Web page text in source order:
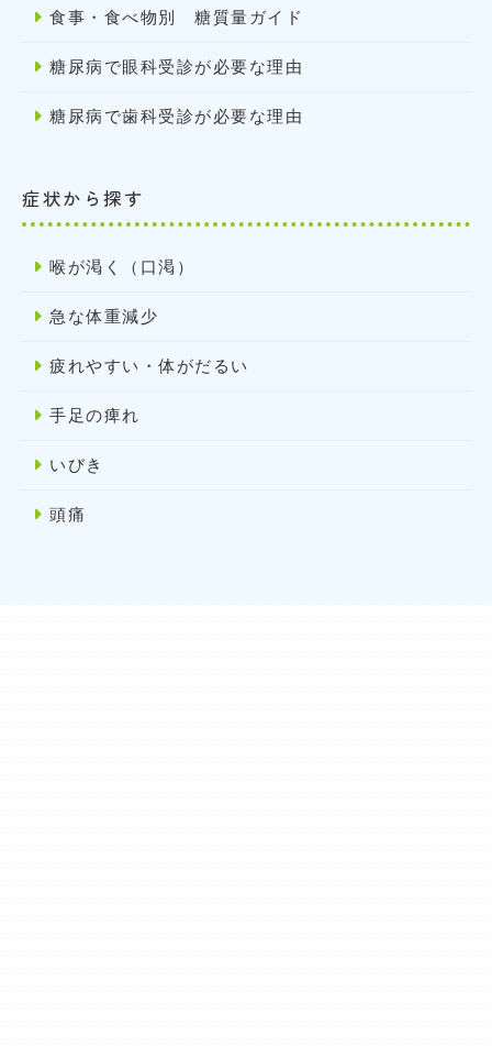
食事・食べ物別 糖質量ガイド
糖尿病で眼科受診が必要な理由
糖尿病で歯科受診が必要な理由
症状から探す
喉が渇く（口渇）
急な体重減少
疲れやすい・体がだるい
手足の痺れ
いびき
頭痛